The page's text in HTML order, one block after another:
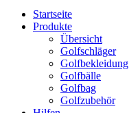
Startseite
Produkte
Übersicht
Golfschläger
Golfbekleidung
Golfbälle
Golfbag
Golfzubehör